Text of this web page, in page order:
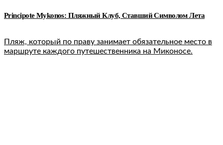
Principote Mykonos: Пляжный Клуб, Ставший Символом Лета
Пляж, который по праву занимает обязательное место в
маршруте каждого путешественника на Миконосе.